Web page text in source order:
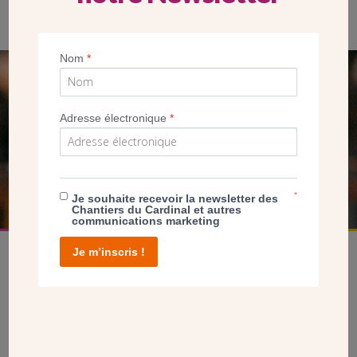
SEUL VOTRE DON
NOUS PERMET D’AGIR
FAIRE UN DON
Nom*
Adresse électronique*
Je souhaite recevoir la newsletter des
Chantiers du Cardinal et autres
communications marketing
*
Je m’inscris !